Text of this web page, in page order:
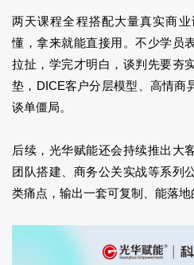
两天课程全程搭配大量真实商
懂，拿来就能直接用。不少学员
拉扯，学完才明白，谈判先要夯
垫，DICE客户分层模型、高情商
谈单僵局。
后续， 光华赋能还会持续推出 大
团队搭建、 商务公关实战等系列
类痛点， 输出一套可复制、能落地